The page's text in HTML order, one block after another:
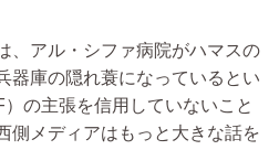
、アル・シファ病院がハマスの
器庫の隠れ蓑になっているとい
の主張を信用していないこと
側メディアはもっと大きな話を